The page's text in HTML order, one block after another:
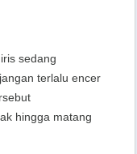
sedang
terlalu encer
hingga matang